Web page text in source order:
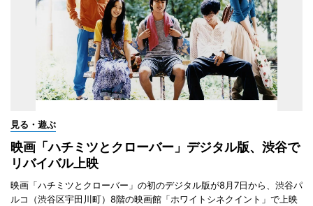
見る・遊ぶ
映画「ハチミツとクローバー」デジタル版、渋谷で
リバイバル上映
映画「ハチミツとクローバー」の初のデジタル版が8月7日から、渋谷パ
ルコ（渋谷区宇田川町）8階の映画館「ホワイトシネクイント」で上映